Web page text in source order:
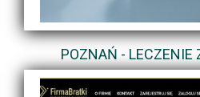
POZNAŃ - LECZENIE